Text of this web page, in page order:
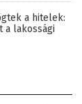
a hitelek:
a lakossági